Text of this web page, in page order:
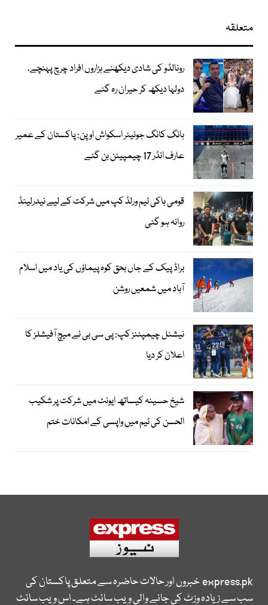
متعلقہ
رونالڈو کی شادی دیکھنے ہزاروں افراد چرچ پہنچے،
دولہا دیکھ کر حیران رہ گئے
ہانگ کانگ جونیئر اسکواش اوپن: پاکستان کے عمیر
عارف انڈر 17 چیمپیئن بن گئے
قومی ہاکی ٹیم ورلڈ کپ میں شرکت کے لیے نیدرلینڈ
روانہ ہو گئی
براڈ پیک کے جاں بحق کوہ پیماؤں کی یاد میں اسلام
آباد میں شمعیں روشن
نیشنل چیمپئنز کپ: پی سی بی نے میچ آفیشلز کا
اعلان کر دیا
شیخ حسینہ کیساتھ ایونٹ میں شرکت پر شکیب
الحسن کی ٹیم میں واپسی کے امکانات ختم
express.pkخبروں اور حالات حاضرہ سے متعلق پاکستان کی
سب سے زیادہ وزٹ کی جانے والی ویب سائٹ ہے۔ اس ویب سائٹ